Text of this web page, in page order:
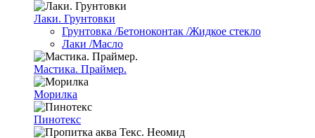
Лаки. Грунтовки
Грунтовка /Бетоноконтак /Жидкое стекло
Лаки /Масло
Мастика. Праймер.
Морилка
Пинотекс